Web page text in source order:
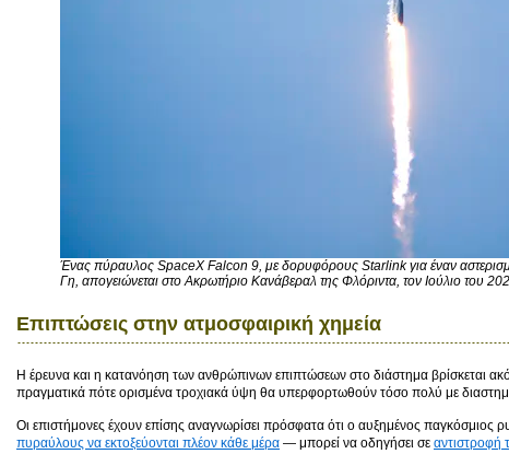
Ένας πύραυλος SpaceX Falcon 9, με δορυφόρους Starlink για έναν
Γη, απογειώνεται στο Ακρωτήριο Κανάβεραλ της Φλόριντα, τον Ιούλιο του
Επιπτώσεις στην ατμοσφαιρική χημεία
Η έρευνα και η κατανόηση των ανθρώπινων επιπτώσεων στο διάστημα βρίσκεται
πραγματικά πότε ορισμένα τροχιακά ύψη θα υπερφορτωθούν τόσο πολύ με
Οι επιστήμονες έχουν επίσης αναγνωρίσει πρόσφατα ότι ο αυξημένος
πυραύλους να εκτοξεύονται πλέον κάθε μέρα — μπορεί να οδηγήσει σε αντιστροφή